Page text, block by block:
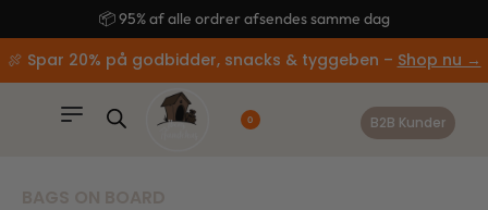
📦 95% af alle ordrer afsendes samme dag
🍖 Spar 20% på godbidder, snacks & tyggeben – Shop nu →
0 B2B Kunder